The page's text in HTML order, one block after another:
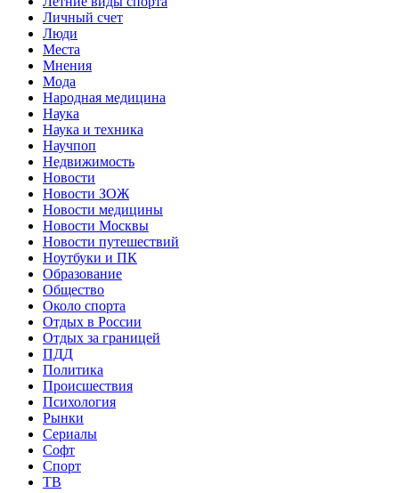
Личный счет
Люди
Места
Мнения
Мода
Народная медицина
Наука
Наука и техника
Научпоп
Недвижимость
Новости
Новости ЗОЖ
Новости медицины
Новости Москвы
Новости путешествий
Ноутбуки и ПК
Образование
Общество
Около спорта
Отдых в России
Отдых за границей
ПДД
Политика
Происшествия
Психология
Рынки
Сериалы
Софт
Спорт
ТВ